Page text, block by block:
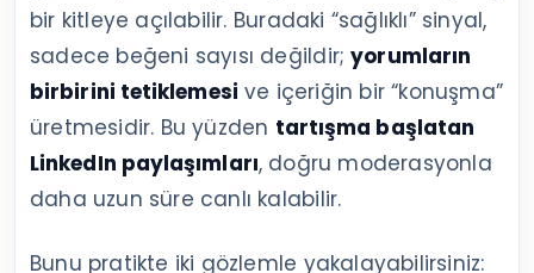
bir kitleye açılabilir. Buradaki “sağlıklı” sinyal,
sadece beğeni sayısı değildir;yorumların
birbirini tetiklemesi ve içeriğin bir “konuşma”
üretmesidir. Bu yüzden tartışma başlatan
LinkedIn paylaşımları, doğru moderasyonla
daha uzun süre canlı kalabilir.
Bunu pratikte iki gözlemle yakalayabilirsiniz: